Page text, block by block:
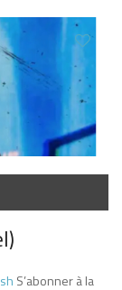
S’abonner à la